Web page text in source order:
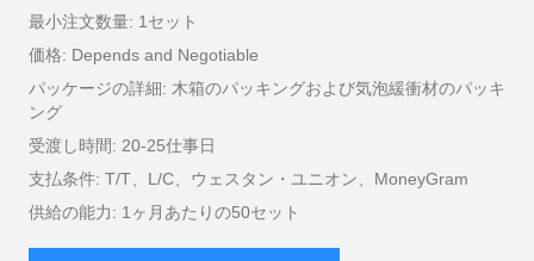
最小注文数量: 1セット
価格: Depends and Negotiable
パッケージの詳細: 木箱のパッキングおよび気泡緩衝材のパッキ
ング
受渡し時間: 20-25仕事日
支払条件: T/T、L/C、ウェスタン・ユニオン、MoneyGram
供給の能力: 1ヶ月あたりの50セット